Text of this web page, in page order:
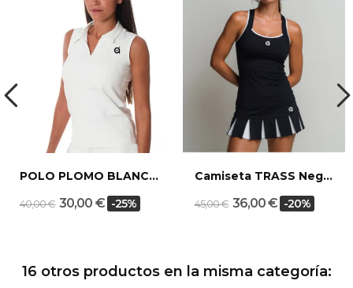
POLO PLOMO BLANCO
40,00 € 30,00 € -25%
Camiseta TRASS Negra/Blanco
45,00 € 36,00 € -20%
16 otros productos en la misma categoría: